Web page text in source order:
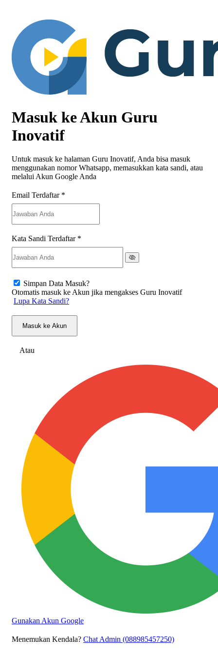
Masuk ke Akun Guru
Inovatif
Untuk masuk ke halaman Guru Inovatif, Anda bisa masuk
menggunakan nomor Whatsapp, memasukkan kata sandi, atau
melalui Akun Google Anda
Email Terdaftar *
Kata Sandi Terdaftar *
Simpan Data Masuk?
Otomatis masuk ke Akun jika mengakses Guru Inovatif
Lupa Kata Sandi?
Masuk ke Akun
Atau
Gunakan Akun Google
Menemukan Kendala? Chat Admin (088985457250)